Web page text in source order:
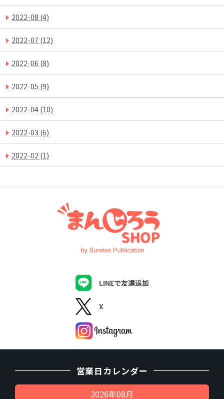
2022-08 (4)
2022-07 (12)
2022-06 (8)
2022-05 (9)
2022-04 (10)
2022-03 (6)
2022-02 (1)
LINEで友達追加
X
営業日カレンダー
2026年08月